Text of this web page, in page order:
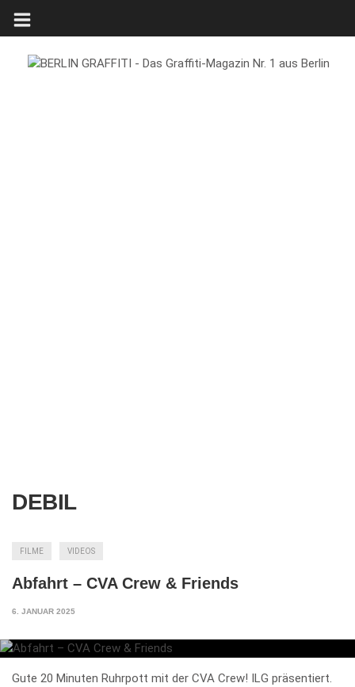
DEBIL
FILME VIDEOS
Abfahrt – CVA Crew & Friends
6. JANUAR 2025
Gute 20 Minuten Ruhrpott mit der CVA Crew! ILG präsentiert.